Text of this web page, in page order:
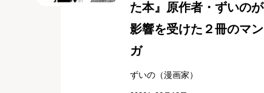
た本』原作者・ずいのが
影響を受けた２冊のマン
ガ
ずいの（漫画家）